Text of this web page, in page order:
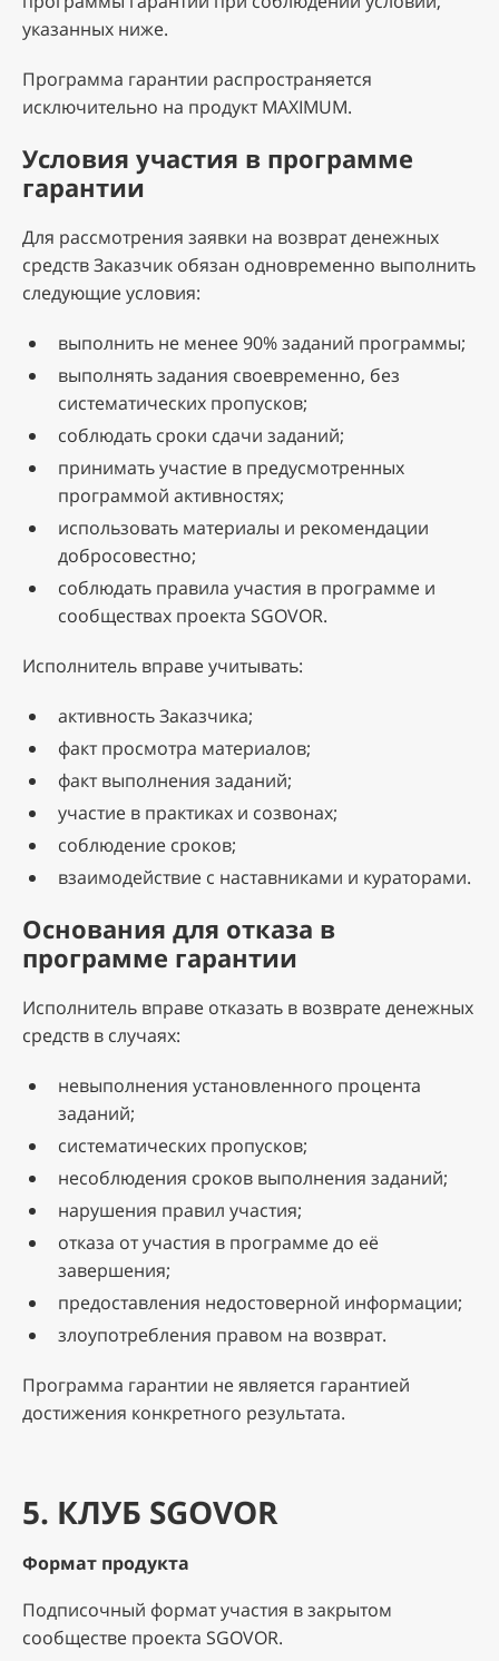
указанных ниже.
Программа гарантии распространяется
исключительно на продукт MAXIMUM.
Условия участия в программе
гарантии
Для рассмотрения заявки на возврат денежных
средств Заказчик обязан одновременно выполнить
следующие условия:
выполнить не менее 90% заданий программы;
выполнять задания своевременно, без
систематических пропусков;
соблюдать сроки сдачи заданий;
принимать участие в предусмотренных
программой активностях;
использовать материалы и рекомендации
добросовестно;
соблюдать правила участия в программе и
сообществах проекта SGOVOR.
Исполнитель вправе учитывать:
активность Заказчика;
факт просмотра материалов;
факт выполнения заданий;
участие в практиках и созвонах;
соблюдение сроков;
взаимодействие с наставниками и кураторами.
Основания для отказа в
программе гарантии
Исполнитель вправе отказать в возврате денежных
средств в случаях:
невыполнения установленного процента
заданий;
систематических пропусков;
несоблюдения сроков выполнения заданий;
нарушения правил участия;
отказа от участия в программе до её
завершения;
предоставления недостоверной информации;
злоупотребления правом на возврат.
Программа гарантии не является гарантией
достижения конкретного результата.
5. КЛУБ SGOVOR
Формат продукта
Подписочный формат участия в закрытом
сообществе проекта SGOVOR.